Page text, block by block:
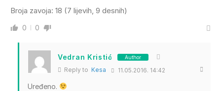
Broja zavoja: 18 (7 lijevih, 9 desnih)
0 0
Vedran Kristić Author
Reply to Kesa 11.05.2016. 14:42
Uređeno.